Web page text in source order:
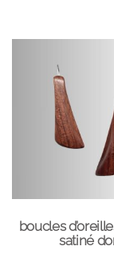
boucles
satiné